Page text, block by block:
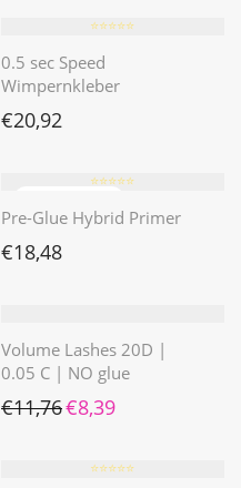
⭐️⭐️⭐️⭐️⭐️
0.5 sec Speed
Wimpernkleber
€20,92
⭐️⭐️⭐️⭐️⭐️
Pre-Glue Hybrid Primer
€18,48
Volume Lashes 20D |
0.05 C | NO glue
€11,76 Ursprünglicher Preis war:
€8,39Aktueller Preis ist:
⭐️⭐️⭐️⭐️⭐️